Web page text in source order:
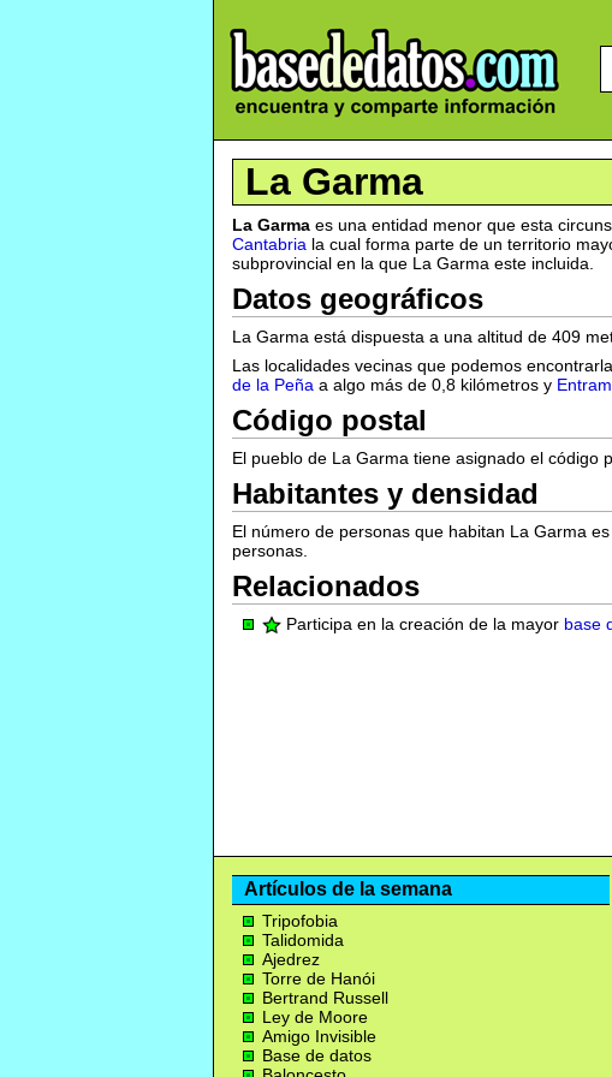
La Garma
La Garma es una entidad menor que esta
Cantabria la cual forma parte de un territorio
subprovincial en la que La Garma este incluida.
Datos geográficos
La Garma está dispuesta a una altitud de 409
Las localidades vecinas que podemos
de la Peña a algo más de 0,8 kilómetros y
Código postal
El pueblo de La Garma tiene asignado el código
Habitantes y densidad
El número de personas que habitan La Garma
personas.
Relacionados
Participa en la creación de la mayor base
Artículos de la semana
Tripofobia
Talidomida
Ajedrez
Torre de Hanói
Bertrand Russell
Ley de Moore
Amigo Invisible
Base de datos